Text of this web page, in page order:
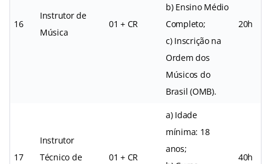
16
Instrutor de
Música
01 + CR
b) Ensino Médio
Completo;
c) Inscrição na
Ordem dos
Músicos do
Brasil (OMB).
20h
17
Instrutor
Técnico de
01 + CR
a) Idade
mínima: 18
anos;
40h